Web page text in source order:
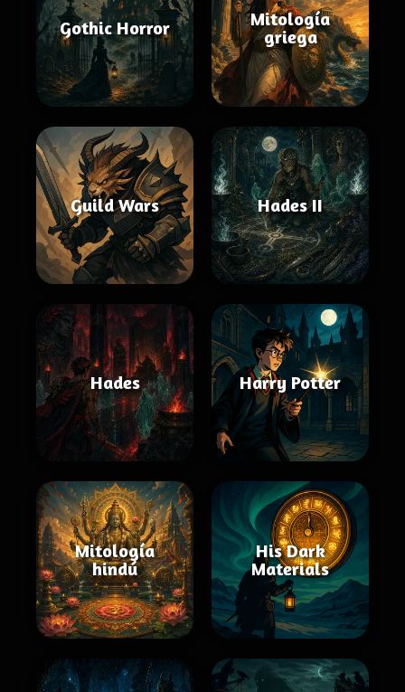
Gothic Horror
Mitología
griega
Guild Wars Hades II
Hades Harry Potter
Mitología
hindú
His Dark
Materials